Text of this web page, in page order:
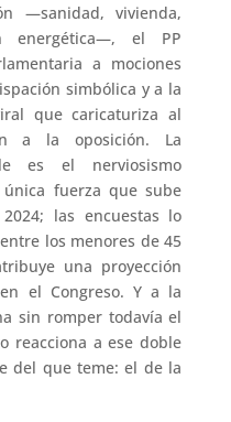
—sanidad, vivienda,
energética—, el PP
a mociones
simbólica y a la
que caricaturiza al
a la oposición. La
es el nerviosismo
única fuerza que sube
las encuestas lo
los menores de 45
una proyección
el Congreso. Y a la
sin romper todavía el
reacciona a ese doble
del que teme: el de la